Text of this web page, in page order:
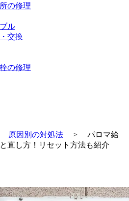
の修理
ル
交換
の修理
原因別の対処法 > パロマ給
直し方！リセット方法も紹介